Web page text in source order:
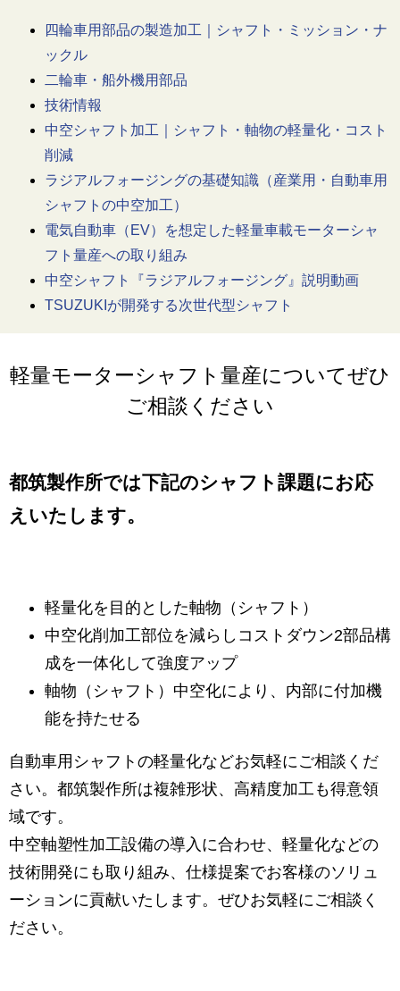
四輪車用部品の製造加工｜シャフト・ミッション・ナ
ックル
二輪車・船外機用部品
技術情報
中空シャフト加工｜シャフト・軸物の軽量化・コスト
削減
ラジアルフォージングの基礎知識（産業用・自動車用
シャフトの中空加工）
電気自動車（EV）を想定した軽量車載モーターシャ
フト量産への取り組み
中空シャフト『ラジアルフォージング』説明動画
TSUZUKIが開発する次世代型シャフト
軽量モーターシャフト量産についてぜひ
ご相談ください
都筑製作所では下記のシャフト課題にお応
えいたします。
軽量化を目的とした軸物（シャフト）
中空化削加工部位を減らしコストダウン2部品構
成を一体化して強度アップ
軸物（シャフト）中空化により、内部に付加機
能を持たせる
自動車用シャフトの軽量化などお気軽にご相談くだ
さい。都筑製作所は複雑形状、高精度加工も得意領
域です。
中空軸塑性加工設備の導入に合わせ、軽量化などの
技術開発にも取り組み、仕様提案でお客様のソリュ
ーションに貢献いたします。ぜひお気軽にご相談く
ださい。